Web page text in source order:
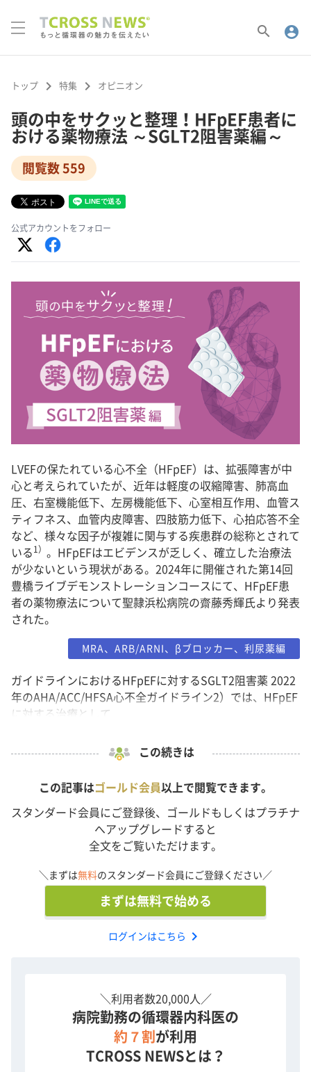
search account_circle
トップ keyboard_arrow_right 特集 keyboard_arrow_right オピニオン
頭の中をサクッと整理！HFpEF患者に
おける薬物療法 ～SGLT2阻害薬編～
閲覧数 559
公式アカウントをフォロー
LVEFの保たれている心不全（HFpEF）は、拡張障害が中
心と考えられていたが、近年は軽度の収縮障害、肺高血
圧、右室機能低下、左房機能低下、心室相互作用、血管ス
ティフネス、血管内皮障害、四肢筋力低下、心拍応答不全
など、様々な因子が複雑に関与する疾患群の総称とされて
いる 1） 。HFpEFはエビデンスが乏しく、確立した治療法
が少ないという現状がある。2024年に開催された第14回
豊橋ライブデモンストレーションコースにて、HFpEF患
者の薬物療法について聖隷浜松病院の齋藤秀輝氏より発表
された。
MRA、ARB/ARNI、βブロッカー、利尿薬編
ガイドラインにおけるHFpEFに対するSGLT2阻害薬 2022
年のAHA/ACC/HFSA心不全ガイドライン2）では、HFpEF
に対する治療として...
この続きは
この記事はゴールド会員以上で閲覧できます。
スタンダード会員にご登録後、ゴールドもしくはプラチナ
へアップグレードすると
全文をご覧いただけます。
＼まずは無料のスタンダード会員にご登録ください／
まずは無料で始める
ログインはこちら chevron_right
＼利用者数20,000人／
病院勤務の循環器内科医の
約７割 が利用
TCROSS NEWSとは？